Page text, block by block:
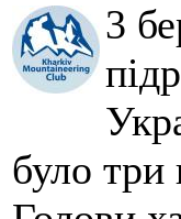
3
було три